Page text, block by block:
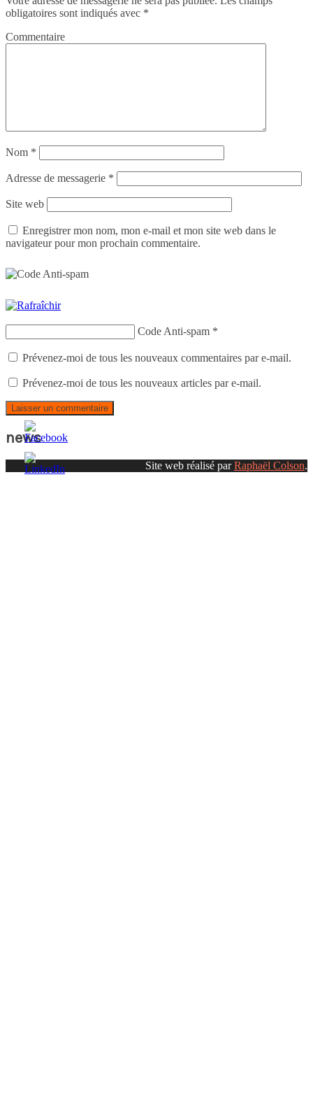
obligatoires sont indiqués avec *
Commentaire
Nom *
Adresse de messagerie *
Site web
Enregistrer mon nom, mon e-mail et mon site web dans le
navigateur pour mon prochain commentaire.
Code Anti-spam *
Prévenez-moi de tous les nouveaux commentaires par e-mail.
Prévenez-moi de tous les nouveaux articles par e-mail.
news
Site web réalisé parRaphaël Colson.